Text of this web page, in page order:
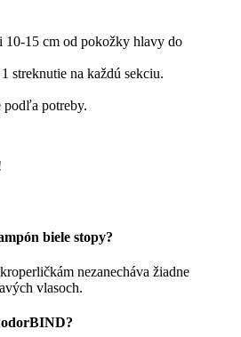
10-15 cm od pokožky hlavy do
streknutie na každú sekciu.
podľa potreby.
biele stopy?
nezanecháva žiadne
vlasoch.